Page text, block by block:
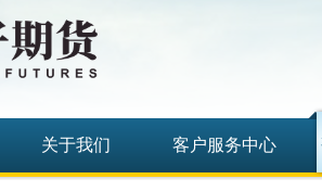
关于我们 客户服务中心